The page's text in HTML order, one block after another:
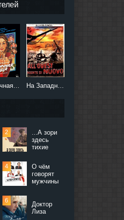
Лакричная пицца (2021) На Западном фронте без перемен (2022)
...А зори
здесь
тихие
О чём
говорят
мужчины
Доктор
Лиза